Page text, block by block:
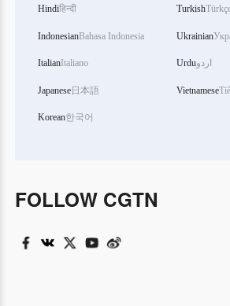
Hindiहिन्दी
IndonesianBahasa Indonesia
ItalianItaliano
Japanese日本語
Korean한국어
Turkish
Ukrainian
Urduاردو
Vietnamese
FOLLOW CGTN